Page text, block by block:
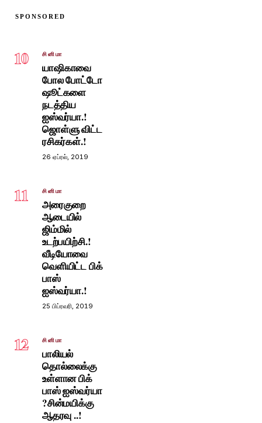
SPONSORED
10 சினிமா
யாஷிகாவை
போல போட்டோ
ஷூட்களை
நடத்திய
ஐஸ்வர்யா.!
ஜொள்ளு விட்ட
ரசிகர்கள்.!
26 ஏப்ரல், 2019
11 சினிமா
அரைகுறை
ஆடையில்
ஜிம்மில்
உடற்பயிற்சி.!
வீடியோவை
வெளியிட்ட பிக்
பாஸ்
ஐஸ்வர்யா.!
25 பிப்ரவரி, 2019
12 சினிமா
பாலியல்
தொல்லைக்கு
உள்ளான பிக்
பாஸ் ஐஸ்வர்யா
?சின்மயிக்கு
ஆதரவு ..!